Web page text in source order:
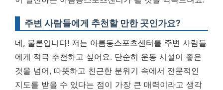
주변 사람들에게 추천할 만한 곳인가요?
네, 물론입니다! 저는 아름동스포츠센터를 주변 사람들
에게 적극 추천하고 싶어요. 단순히 운동 시설이 좋은
것을 넘어, 따뜻하고 친근한 분위기 속에서 전문적인
지도를 받을 수 있다는 점이 가장 큰 매력이라고 생각